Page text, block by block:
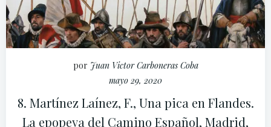
por Juan Victor Carboneras Coba
mayo 29, 2020
8. Martínez Laínez, F., Una pica en Flandes.
La epopeya del Camino Español, Madrid,